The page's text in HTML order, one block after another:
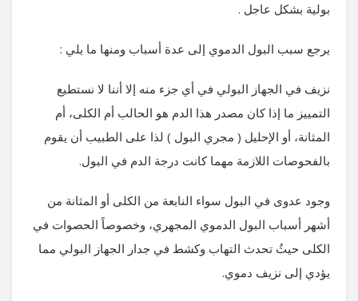
بولية بشكل عاجل .
يرجع سبب البول الدموي إلى عدة أسباب ومنها ما يلي :
نزيف في الجهاز البولي في أي جزء منه إلا أننا لا نستطيع
التمييز ما إذا كان مصدر هذا الدم هو الحالب أم الكلى، أم
المثانة، أو الإحليل ( مجري البول ) لذا على الطبيب أن يقوم
بالفحوصات اللازمة مهما كانت درجة الدم في البول.
وجود عدوى في البول سواء النابعة من الكلى أو المثانة من
أشهر أسباب البول الدموي المجهري، وخصوصاً الحصوات في
الكلى حيثُ تحدث التهاب وكشط في جدار الجهاز البولي مما
يؤدي إلى نزيف دموي.